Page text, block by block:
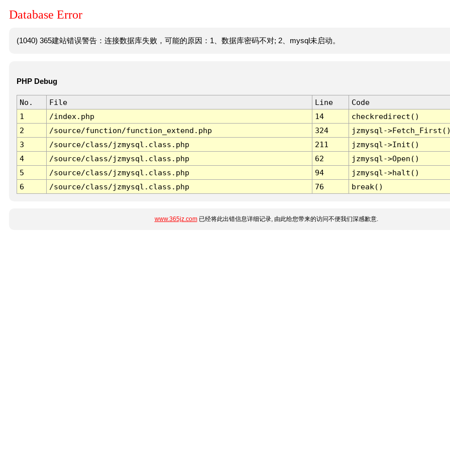
Database Error
(1040) 365建站错误警告：连接数据库失败，可能的原因：1、数据库密码不对; 2、mysql未启动。
PHP Debug
No. File Line
Code
1
/index.php 14
checkredirect()
2
/source/function/function_extend.php 324
jzmysql-
3
/source/class/jzmysql.class.php 211
jzmysql->Init()
4
/source/class/jzmysql.class.php 62
jzmysql->Open()
5
/source/class/jzmysql.class.php 94
jzmysql->halt()
6
/source/class/jzmysql.class.php 76 break()
www.365jz.com已经将此出错信息详细记录, 由此给您带来的访问不便我们深感歉意.